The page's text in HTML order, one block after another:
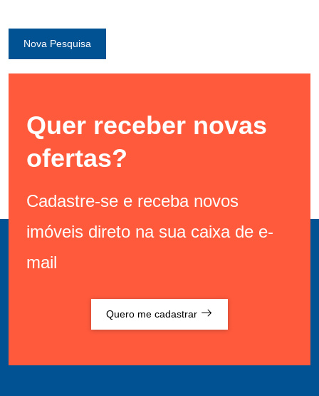
Nova Pesquisa
Quer receber novas
ofertas?
Cadastre-se e receba novos
imóveis direto na sua caixa de e-
mail
Quero me cadastrar